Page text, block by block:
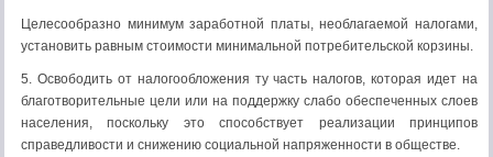
Целесообразно минимум заработной платы, необлагаемой налогами,
установить равным стоимости минимальной потребительской корзины.
5. Освободить от налогообложения ту часть налогов, которая идет на
благотворительные цели или на поддержку слабо обеспеченных слоев
населения, поскольку это способствует реализации принципов
справедливости и снижению социальной напряженности в обществе.